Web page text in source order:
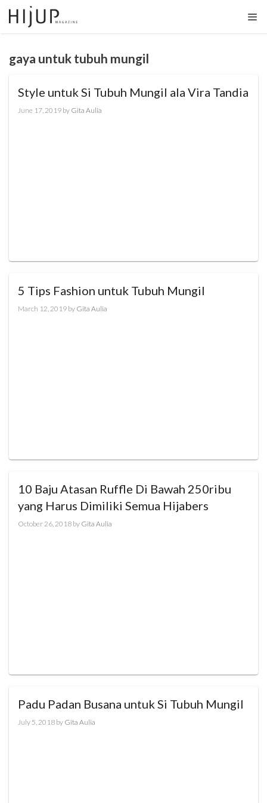
Skip
to
content
gaya untuk tubuh mungil
Style untuk Si Tubuh Mungil ala Vira Tandia
June 17, 2019 by Gita Aulia
5 Tips Fashion untuk Tubuh Mungil
March 12, 2019 by Gita Aulia
10 Baju Atasan Ruffle Di Bawah 250ribu
yang Harus Dimiliki Semua Hijabers
October 26, 2018 by Gita Aulia
Padu Padan Busana untuk Si Tubuh Mungil
July 5, 2018 by Gita Aulia